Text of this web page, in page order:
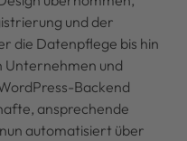
und der
die Datenpflege bis hin
Unternehmen und
Backend
ansprechende
automatisiert über